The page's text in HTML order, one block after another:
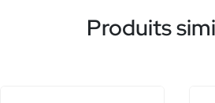
Produits